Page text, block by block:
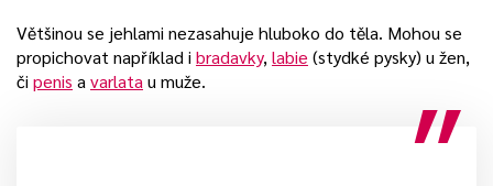
Většinou se jehlami nezasahuje hluboko do těla. Mohou se
propichovat například i bradavky, labie (stydké pysky) u žen,
či penis a varlata u muže.